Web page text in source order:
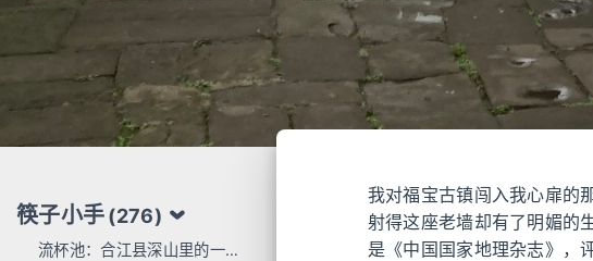
筷子小手(276)
流杯池：合江县深山里的一行东洋刻痕
我对福宝古镇闯入我心扉的
射得这座老墙却有了明媚的生
是《中国国家地理杂志》，